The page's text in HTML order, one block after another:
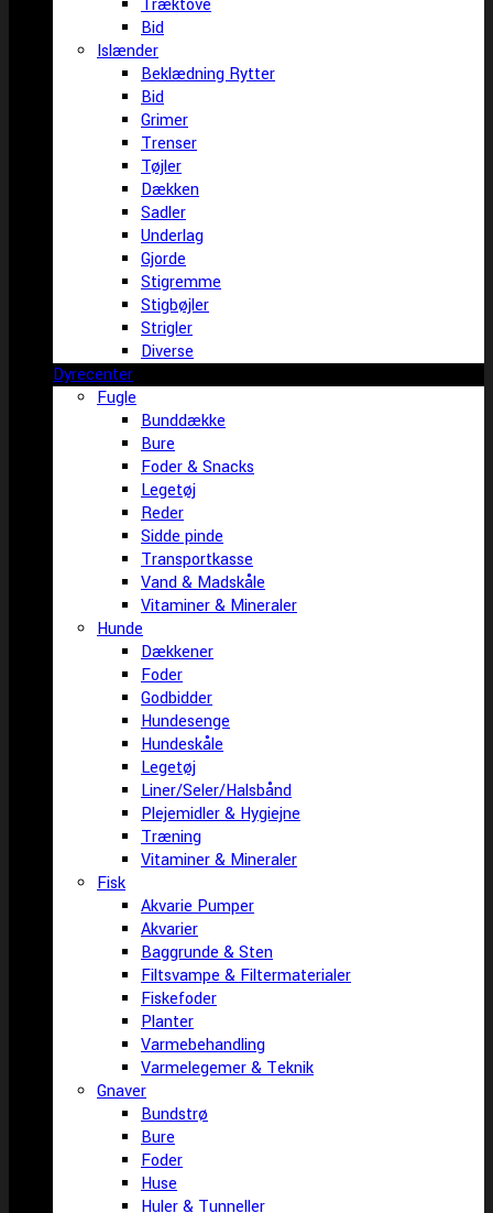
Træktove
Bid
Islænder
Beklædning Rytter
Bid
Grimer
Trenser
Tøjler
Dækken
Sadler
Underlag
Gjorde
Stigremme
Stigbøjler
Strigler
Diverse
Dyrecenter
Fugle
Bunddække
Bure
Foder & Snacks
Legetøj
Reder
Sidde pinde
Transportkasse
Vand & Madskåle
Vitaminer & Mineraler
Hunde
Dækkener
Foder
Godbidder
Hundesenge
Hundeskåle
Legetøj
Liner/Seler/Halsbånd
Plejemidler & Hygiejne
Træning
Vitaminer & Mineraler
Fisk
Akvarie Pumper
Akvarier
Baggrunde & Sten
Filtsvampe & Filtermaterialer
Fiskefoder
Planter
Varmebehandling
Varmelegemer & Teknik
Gnaver
Bundstrø
Bure
Foder
Huse
Huler & Tunneller